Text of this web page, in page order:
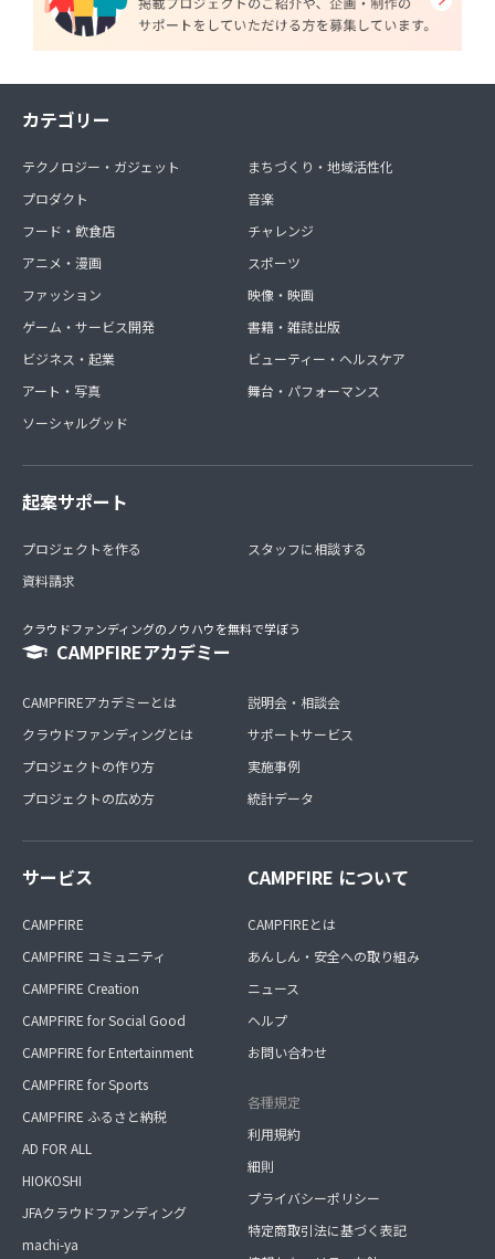
カテゴリー
テクノロジー・ガジェット
プロダクト
フード・飲食店
アニメ・漫画
ファッション
ゲーム・サービス開発
ビジネス・起業
アート・写真
ソーシャルグッド
まちづくり・地域活性化
音楽
チャレンジ
スポーツ
映像・映画
書籍・雑誌出版
ビューティー・ヘルスケア
舞台・パフォーマンス
起案サポート
プロジェクトを作る
資料請求
スタッフに相談する
クラウドファンディングのノウハウを無料で学ぼう
CAMPFIREアカデミー
CAMPFIREアカデミーとは
クラウドファンディングとは
プロジェクトの作り方
プロジェクトの広め方
説明会・相談会
サポートサービス
実施事例
統計データ
サービス
CAMPFIRE
CAMPFIRE コミュニティ
CAMPFIRE Creation
CAMPFIRE for Social Good
CAMPFIRE for Entertainment
CAMPFIRE for Sports
CAMPFIRE ふるさと納税
AD FOR ALL
HIOKOSHI
JFAクラウドファンディング
machi-ya
CAMPFIRE について
CAMPFIREとは
あんしん・安全への取り組み
ニュース
ヘルプ
お問い合わせ
各種規定
利用規約
細則
プライバシーポリシー
特定商取引法に基づく表記